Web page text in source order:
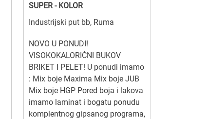
SUPER - KOLOR
Industrijski put bb, Ruma
NOVO U PONUDI!
VISOKOKALORIČNI BUKOV
BRIKET I PELET! U ponudi imamo
: Mix boje Maxima Mix boje JUB
Mix boje HGP Pored boja i lakova
imamo laminat i bogatu ponudu
komplentnog gipsanog programa,